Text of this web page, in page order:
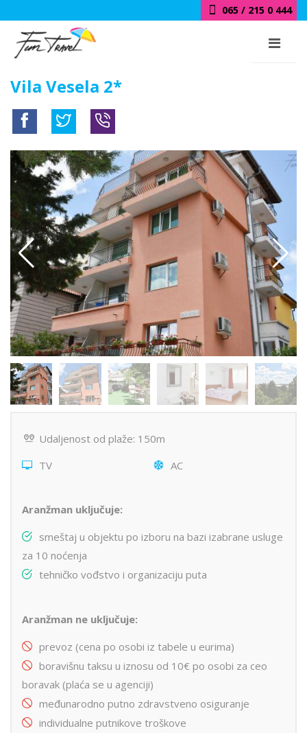
065 / 215 0 444
Vila Vesela 2*
Udaljenost od plaže: 150m
TV
AC
Aranžman uključuje:
smeštaj u objektu po izboru na bazi izabrane usluge
za 10 noćenja
tehničko vođstvo i organizaciju puta
Aranžman ne uključuje:
prevoz (cena po osobi iz tabele u eurima)
boravišnu taksu u iznosu od 10€ po osobi za ceo
boravak (plaća se u agenciji)
međunarodno putno zdravstveno osiguranje
individualne putnikove troškove